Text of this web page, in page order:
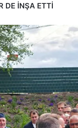
DE İNŞA ETTİ